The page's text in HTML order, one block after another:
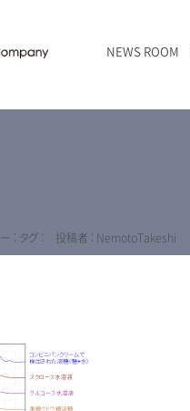
NEWS ROOM
顕微鏡
: タグ : 投稿者 : NemotoTakeshi